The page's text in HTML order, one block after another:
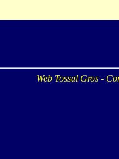
Web Tossal Gros -